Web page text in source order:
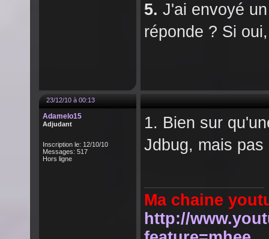
5. J'ai envoyé
réponde ? Si
23/12/10 à 00:13
Adamelo15
Adjudant
Inscription le: 12/10/10
Messages: 517
Hors ligne
1. Bien sur
Jdbug, mais
Ma chaine
http://